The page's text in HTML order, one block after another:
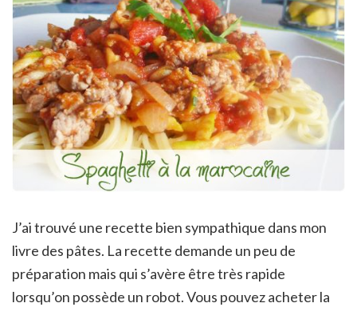
J’ai trouvé une recette bien sympathique dans mon
livre des pâtes. La recette demande un peu de
préparation mais qui s’avère être très rapide
lorsqu’on possède un robot. Vous pouvez acheter la